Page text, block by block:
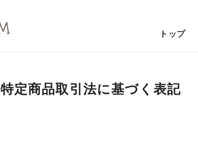
トップ
特定商品取引法に基づく表記